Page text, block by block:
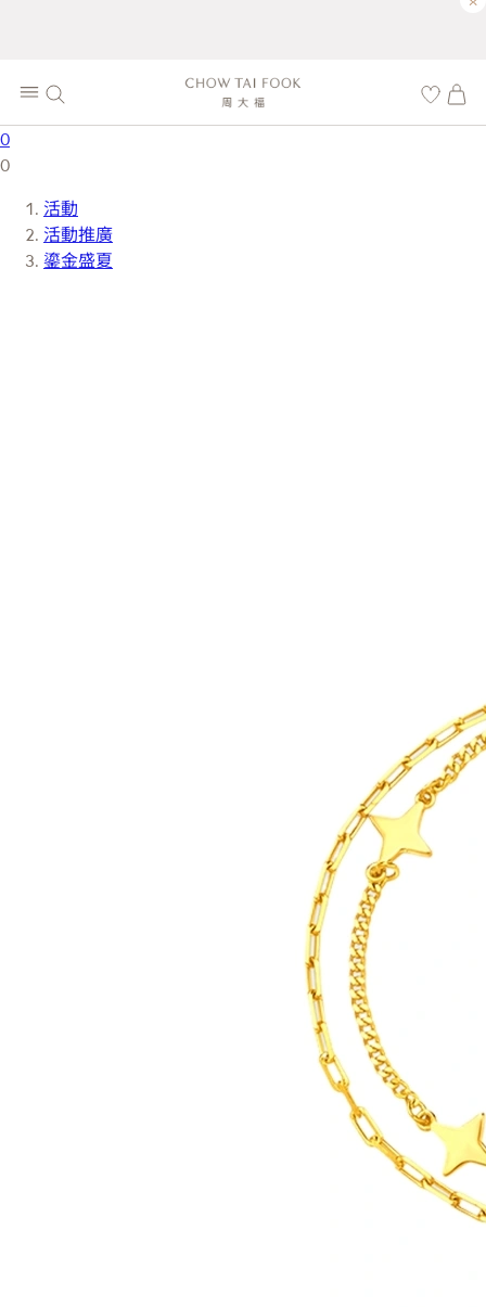
0
0
活動
活動推廣
鎏金盛夏